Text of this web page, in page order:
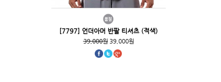
[7797] 언더아머 반팔 티셔츠 (적색)
39,000원39,000원